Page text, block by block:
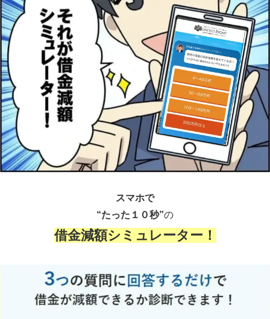
スマホで
“たった１０秒”の
借金減額シミュレーター！